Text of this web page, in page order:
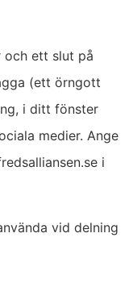
ett slut på
(ett örngott
i ditt fönster
medier. Ange
i
vid delning